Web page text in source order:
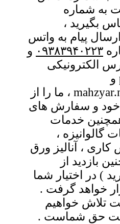
به شماره
بگیرید ،
پیام به واتس
۰۹۳۸۳۹۴۰۲۲۳ و
الکترونیکی
pps@mahzyar.net و
mahzyar.net97@gmail.com ، ما را از
و سفارش های
خدمات
گالوانیزه ،
، آنالیز ورق
بازدید از
) در اختیار شما
خواهد گرفت .
تلاش خواهیم
حق شماست .